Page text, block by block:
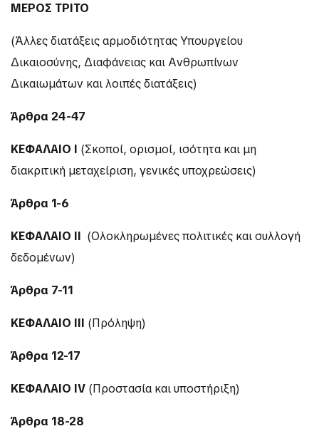
ΜΕΡΟΣ ΤΡΙΤΟ
(Άλλες διατάξεις αρμοδιότητας Υπουργείου
Δικαιοσύνης, Διαφάνειας και Ανθρωπίνων
Δικαιωμάτων και λοιπές διατάξεις)
Άρθρα 24-47
ΚΕΦΑΛΑΙΟ I (Σκοποί, ορισμοί, ισότητα και μη
διακριτική μεταχείριση, γενικές υποχρεώσεις)
Άρθρα 1-6
ΚΕΦΑΛΑΙΟ II (Ολοκληρωμένες πολιτικές και συλλογή
δεδομένων)
Άρθρα 7-11
ΚΕΦΑΛΑΙΟ III (Πρόληψη)
Άρθρα 12-17
ΚΕΦΑΛΑΙΟ IV (Προστασία και υποστήριξη)
Άρθρα 18-28